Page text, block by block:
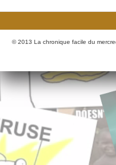
© 2013 La chronique facile du